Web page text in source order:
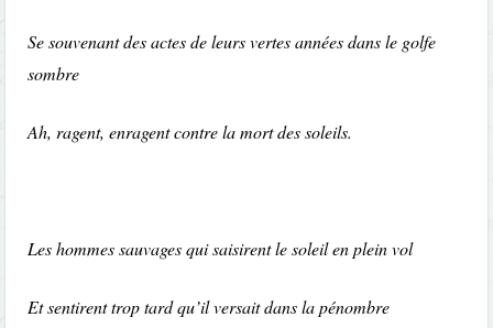
Se souvenant des actes de leurs vertes années dans le golfe
sombre
Ah, ragent, enragent contre la mort des soleils.
Les hommes sauvages qui saisirent le soleil en plein vol
Et sentirent trop tard qu’il versait dans la pénombre